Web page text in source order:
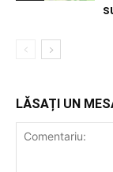
LĂSAȚI UN